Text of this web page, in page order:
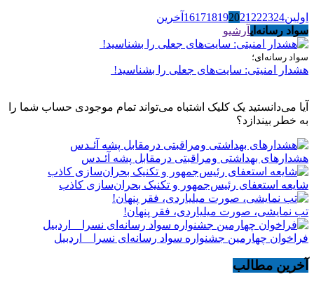
اولین 161718192021 222324
آخرین
سواد رسانه‌ایآرشیو
سواد رسانه‌ای؛
هشدار امنیتی: سایت‌های جعلی را بشناسید!
آیا می‌دانستید یک کلیک اشتباه می‌تواند تمام موجودی حساب شما را
به خطر بیندازد؟
هشدارهاى بهداشتى ومراقبتى درمقابل پشه آئـدس
شایعه استعفای رئیس‌جمهور و تکنیک بحران‌سازی کاذب
تب نمایشی، صورت میلیاردی، فقر پنهان!
فراخوان چهارمین جشنواره سواد رسانه‌ای نسرا _ اردبیل
آخرین مطالب